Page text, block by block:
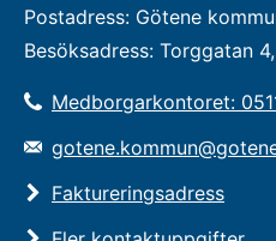
Postadress: Götene
Besöksadress: Torggatan
Medborgarkontoret:
Faktureringsadress